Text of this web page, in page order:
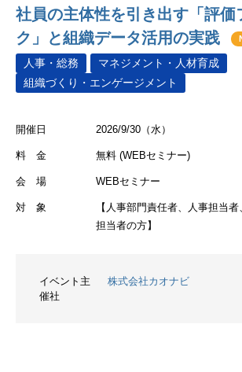
社員の主体性を引き出す「評価
ク」と組織データ活用の実践
人事・総務
マネジメント・人材育成
組織づくり・エンゲージメント
開催日 2026/9/30（水）
料 金 無料 (WEBセミナー)
会 場 WEBセミナー
対 象
【人事部門責任者、人事担当
担当者の方】
イベント主
催社
株式会社カオナビ